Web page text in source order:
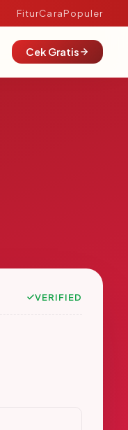
FiturCaraPopuler
Cek Gratis
VERIFIED